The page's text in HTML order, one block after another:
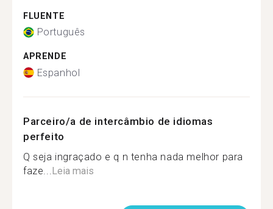
FLUENTE
Português
APRENDE
Espanhol
Parceiro/a de intercâmbio de idiomas
perfeito
Q seja ingraçado e q n tenha nada melhor para
faze... Leia mais